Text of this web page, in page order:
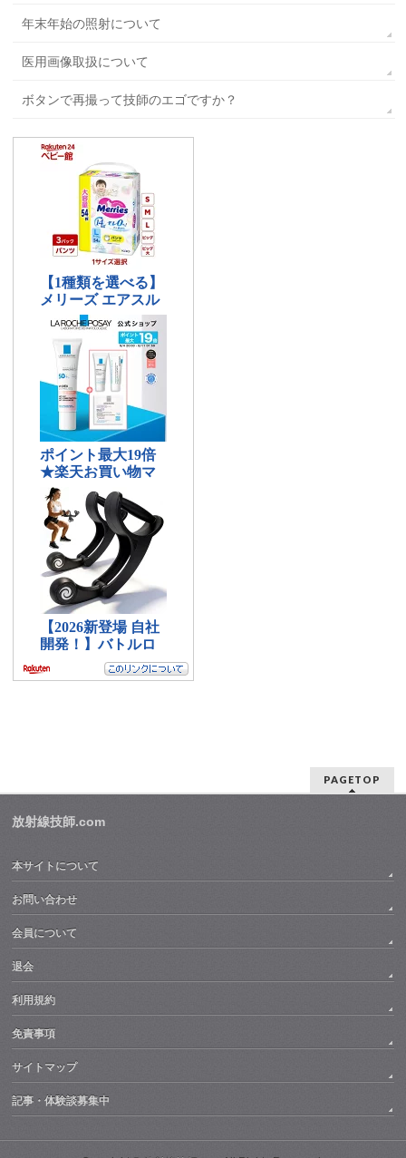
年末年始の照射について
医用画像取扱について
ボタンで再撮って技師のエゴですか？
PAGETOP
放射線技師.com
本サイトについて
お問い合わせ
会員について
退会
利用規約
免責事項
サイトマップ
記事・体験談募集中